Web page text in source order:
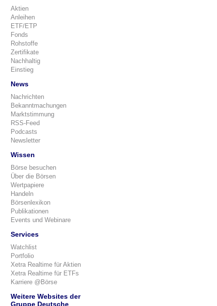
Aktien
Anleihen
ETF/ETP
Fonds
Rohstoffe
Zertifikate
Nachhaltig
Einstieg
News
Nachrichten
Bekanntmachungen
Marktstimmung
RSS-Feed
Podcasts
Newsletter
Wissen
Börse besuchen
Über die Börsen
Wertpapiere
Handeln
Börsenlexikon
Publikationen
Events und Webinare
Services
Watchlist
Portfolio
Xetra Realtime für Aktien
Xetra Realtime für ETFs
Karriere @Börse
Weitere Websites der
Gruppe Deutsche